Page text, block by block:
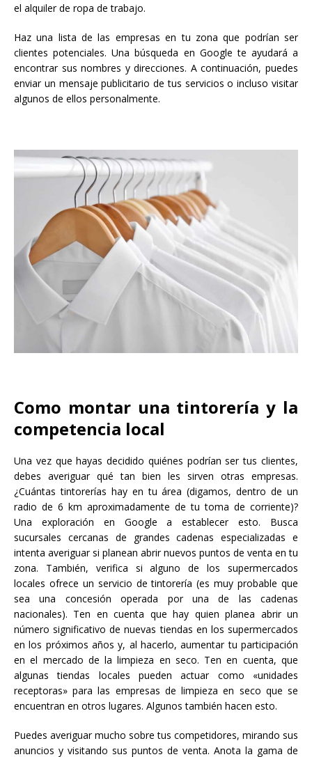
el alquiler de ropa de trabajo.
Haz una lista de las empresas en tu zona que podrían ser
clientes potenciales. Una búsqueda en Google te ayudará a
encontrar sus nombres y direcciones. A continuación, puedes
enviar un mensaje publicitario de tus servicios o incluso visitar
algunos de ellos personalmente.
Como montar una tintorería y la
competencia local
Una vez que hayas decidido quiénes podrían ser tus clientes,
debes averiguar qué tan bien les sirven otras empresas.
¿Cuántas tintorerías hay en tu área (digamos, dentro de un
radio de 6 km aproximadamente de tu toma de corriente)?
Una exploración en Google a establecer esto. Busca
sucursales cercanas de grandes cadenas especializadas e
intenta averiguar si planean abrir nuevos puntos de venta en tu
zona. También, verifica si alguno de los supermercados
locales ofrece un servicio de tintorería (es muy probable que
sea una concesión operada por una de las cadenas
nacionales). Ten en cuenta que hay quien planea abrir un
número significativo de nuevas tiendas en los supermercados
en los próximos años y, al hacerlo, aumentar tu participación
en el mercado de la limpieza en seco. Ten en cuenta, que
algunas tiendas locales pueden actuar como «unidades
receptoras» para las empresas de limpieza en seco que se
encuentran en otros lugares. Algunos también hacen esto.
Puedes averiguar mucho sobre tus competidores, mirando sus
anuncios y visitando sus puntos de venta. Anota la gama de